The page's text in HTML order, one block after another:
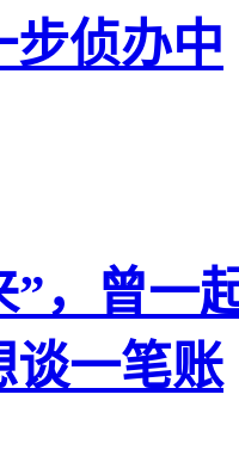
步侦办中
”，曾一
谈一笔账